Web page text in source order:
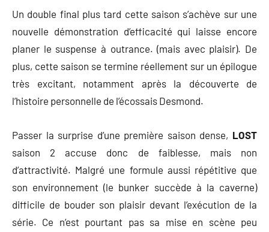
Un double final plus tard cette saison s’achève sur une
nouvelle démonstration d’efficacité qui laisse encore
planer le suspense à outrance. (mais avec plaisir). De
plus, cette saison se termine réellement sur un épilogue
très excitant, notamment après la découverte de
l’histoire personnelle de l’écossais Desmond.
Passer la surprise d’une première saison dense, LOST
saison 2 accuse donc de faiblesse, mais non
d’attractivité. Malgré une formule aussi répétitive que
son environnement (le bunker succède à la caverne)
difficile de bouder son plaisir devant l’exécution de la
série. Ce n’est pourtant pas sa mise en scène peu